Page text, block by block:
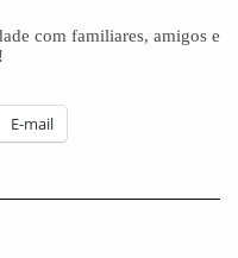
com familiares, amigos e
E-mail